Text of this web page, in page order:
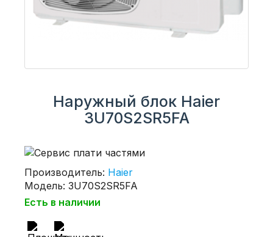
Наружный блок Haier
3U70S2SR5FA
Производитель: Haier
Модель: 3U70S2SR5FA
Есть в наличии